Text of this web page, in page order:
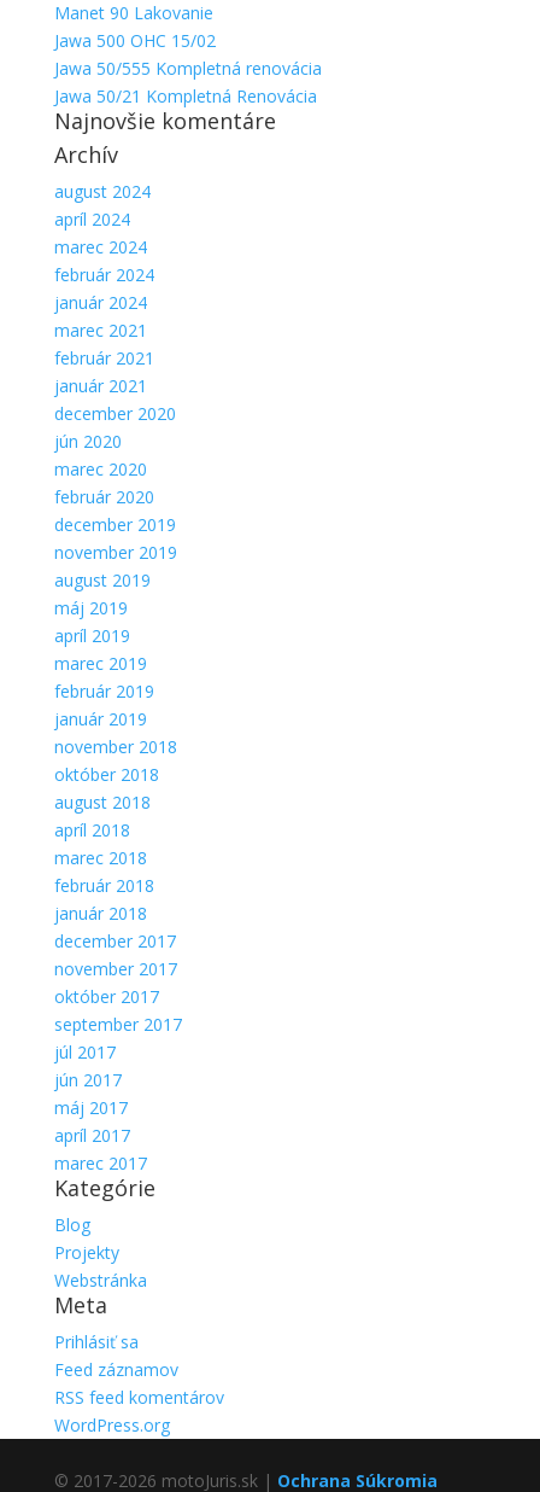
Manet 90 Lakovanie
Jawa 500 OHC 15/02
Jawa 50/555 Kompletná renovácia
Jawa 50/21 Kompletná Renovácia
Najnovšie komentáre
Archív
august 2024
apríl 2024
marec 2024
február 2024
január 2024
marec 2021
február 2021
január 2021
december 2020
jún 2020
marec 2020
február 2020
december 2019
november 2019
august 2019
máj 2019
apríl 2019
marec 2019
február 2019
január 2019
november 2018
október 2018
august 2018
apríl 2018
marec 2018
február 2018
január 2018
december 2017
november 2017
október 2017
september 2017
júl 2017
jún 2017
máj 2017
apríl 2017
marec 2017
Kategórie
Blog
Projekty
Webstránka
Meta
Prihlásiť sa
Feed záznamov
RSS feed komentárov
WordPress.org
© 2017-2026 motoJuris.sk | Ochrana Súkromia